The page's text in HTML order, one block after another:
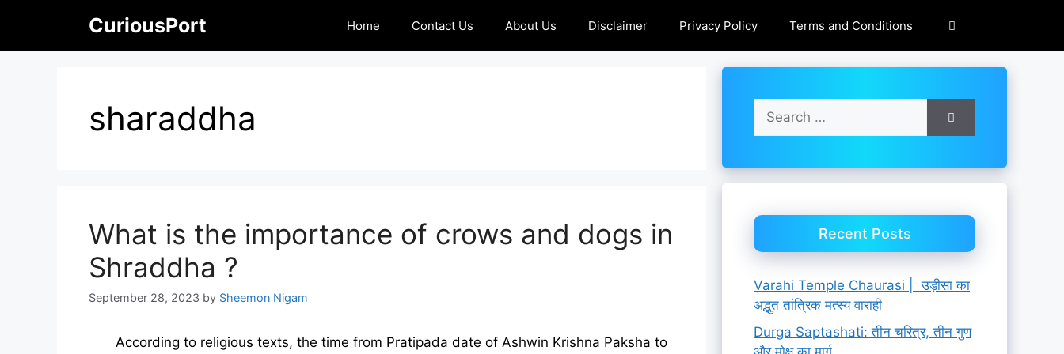
content
CuriousPort Home Contact Us About Us Disclaimer Privacy Policy Terms and Conditions
sharaddha
What is the importance of crows and dogs in
Shraddha ?
September 28, 2023 by Sheemon Nigam
According to religious texts, the time from Pratipada date of Ashwin Krishna Paksha to
Search
for:
Recent Posts
Varahi Temple Chaurasi | उड़ीसा का
अद्भुत तांत्रिक मत्स्य वाराही
Durga Saptashati: तीन चरित्र, तीन गुण